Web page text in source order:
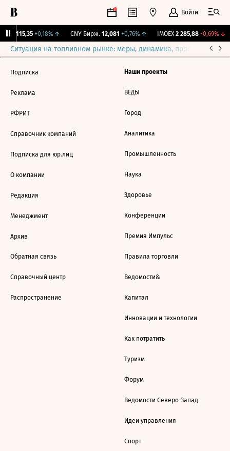
Войти
115,35 +0,18%↑ CNY Бирж. 12,081 +0,76%↑ IMOEX 2 285,88 -0,69%↓
Ситуация на топливном рынке: меры, динамика, прогнозы
Подписка
Реклама
РФРИТ
Справочник компаний
Подписка для юр.лиц
О компании
Редакция
Менеджмент
Архив
Обратная связь
Справочный центр
Распространение
Наши проекты
ВЕДЫ
Город
Аналитика
Промышленность
Наука
Здоровье
Конференции
Премия Импульс
Правила торговли
Ведомости&
Капитал
Инновации и технологии
Как потратить
Туризм
Форум
Ведомости Северо-Запад
Идеи управления
Спорт